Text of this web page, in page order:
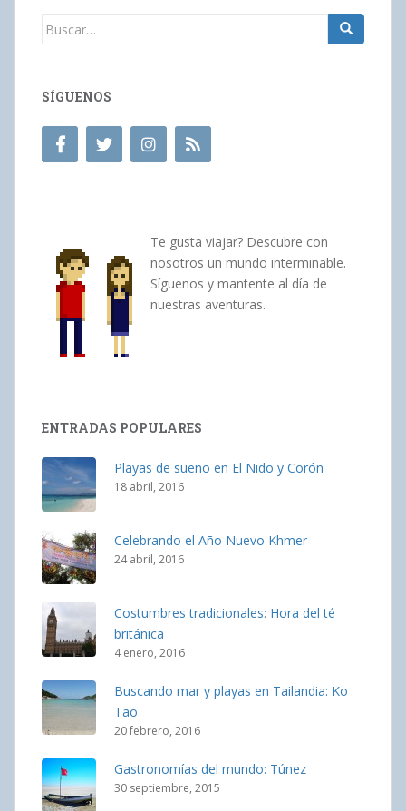
Buscar:
SÍGUENOS
Te gusta viajar? Descubre con
nosotros un mundo interminable.
Síguenos y mantente al día de
nuestras aventuras.
ENTRADAS POPULARES
Playas de sueño en El Nido y Corón
18 abril, 2016
Celebrando el Año Nuevo Khmer
24 abril, 2016
Costumbres tradicionales: Hora del té
británica
4 enero, 2016
Buscando mar y playas en Tailandia: Ko
Tao
20 febrero, 2016
Gastronomías del mundo: Túnez
30 septiembre, 2015